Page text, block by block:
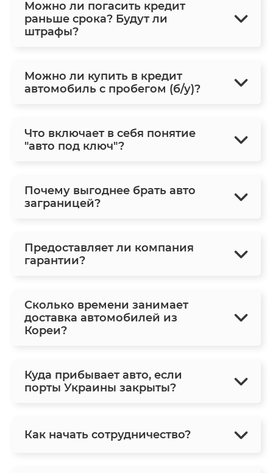
Можно ли погасить кредит
раньше срока? Будут ли
штрафы?
Можно ли купить в кредит
автомобиль с пробегом (б/у)?
Что включает в себя понятие
"авто под ключ"?
Почему выгоднее брать авто
заграницей?
Предоставляет ли компания
гарантии?
Сколько времени занимает
доставка автомобилей из
Кореи?
Куда прибывает авто, если
порты Украины закрыты?
Как начать сотрудничество?